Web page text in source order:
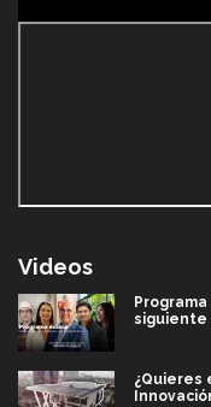
Videos
siguiente
¿Quieres